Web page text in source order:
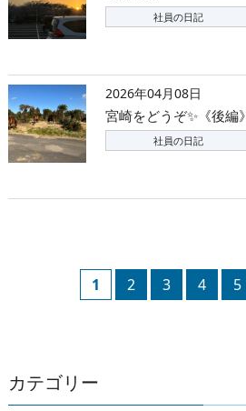
社員の日記
2026年04月08日
宮崎をどうぞ✨《後編》
社員の日記
1 2 3 4 5
カテゴリー